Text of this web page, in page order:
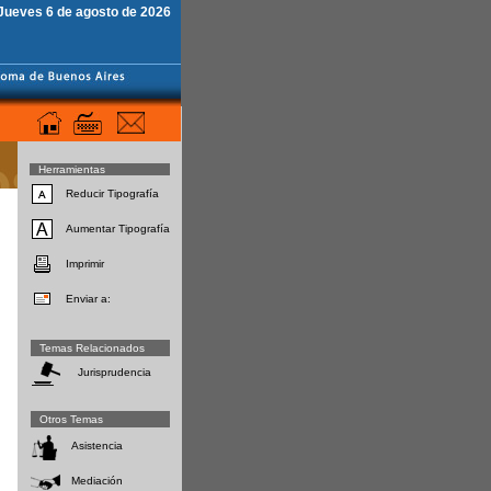
6 de agosto de 2026
Herramientas
Reducir Tipografía
Aumentar Tipografía
Imprimir
Enviar a:
Temas Relacionados
Jurisprudencia
Otros Temas
Asistencia
Mediación